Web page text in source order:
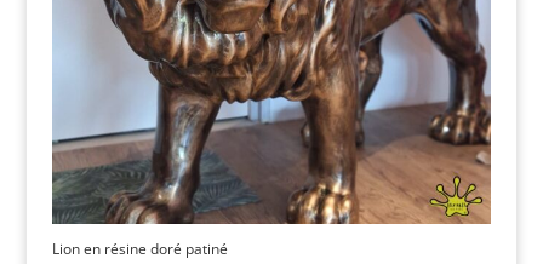
Lion en résine doré patiné